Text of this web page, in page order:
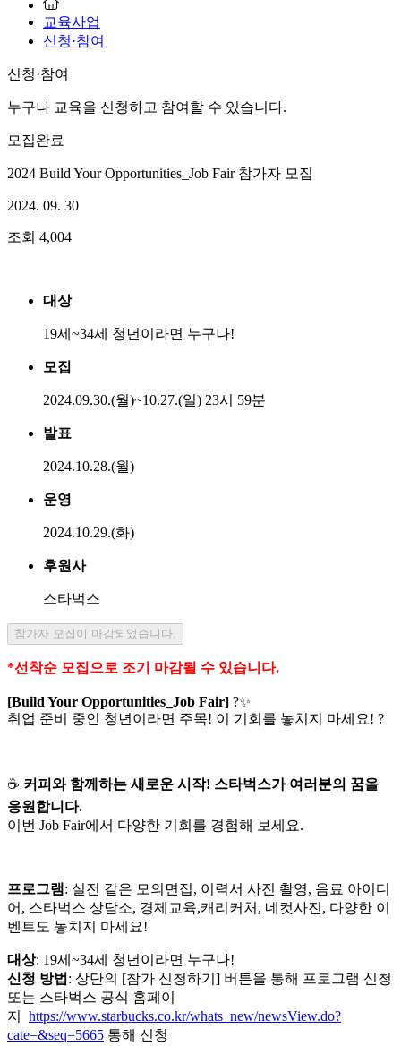
교육사업
신청·참여
신청·참여
누구나 교육을 신청하고 참여할 수 있습니다.
모집완료
2024 Build Your Opportunities_Job Fair 참가자 모집
2024. 09. 30
조회 4,004
대상
19세~34세 청년이라면 누구나!
모집
2024.09.30.(월)~10.27.(일) 23시 59분
발표
2024.10.28.(월)
운영
2024.10.29.(화)
후원사
스타벅스
참가자 모집이 마감되었습니다.
*선착순 모집으로 조기 마감될 수 있습니다.
[Build Your Opportunities_Job Fair] ?✨
취업 준비 중인 청년이라면 주목! 이 기회를 놓치지 마세요! ?
☕ 커피와 함께하는 새로운 시작! 스타벅스가 여러분의 꿈을
응원합니다.
이번 Job Fair에서 다양한 기회를 경험해 보세요.
프로그램: 실전 같은 모의면접, 이력서 사진 촬영, 음료 아이디
어, 스타벅스 상담소, 경제교육,캐리커처, 네컷사진, 다양한 이
벤트도 놓치지 마세요!
대상: 19세~34세 청년이라면 누구나!
신청 방법 : 상단의 [참가 신청하기] 버튼을 통해 프로그램 신청
또는 스타벅스 공식 홈페이
지 https://www.starbucks.co.kr/whats_new/newsView.do?
cate=&seq=5665 통해 신청